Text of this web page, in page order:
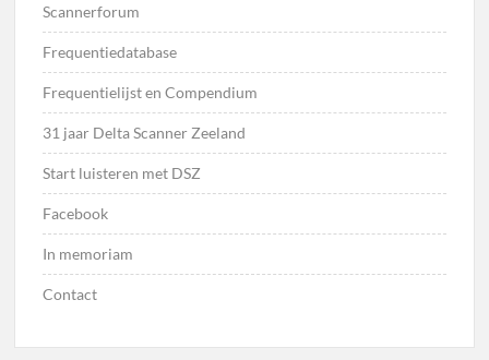
Scannerforum
Frequentiedatabase
Frequentielijst en Compendium
31 jaar Delta Scanner Zeeland
Start luisteren met DSZ
Facebook
In memoriam
Contact